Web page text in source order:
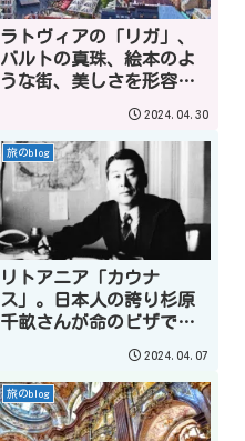
ラトヴィアの「リガ」、
バルトの真珠、絵本のよ
うな街、美しさを形容す
る呼び名が尽きない街、
2024.04.30
旅のblog
リトアニア「カウナ
ス」。日本人の誇り杉原
千畝さんが命のビザで
2024.04.07
旅のblog